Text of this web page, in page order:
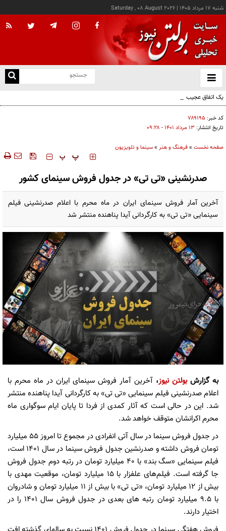
شنبه ۱۷ مرداد ۱۴۰۵ |
Saturday , 08 August 2026
باز
و
یک اتفاق عجیب در «لوور»
کد خبر: ۷۸۹۱۹۵
تاریخ انتشار: ۱۳ مرداد ۱۴۰۱ - ۰۹:۲۸
صفحه نخست »فرهنگ و هنر »سینما و تلویزیون
‍‍‍ پ پ
صدرنشینی «تی تی» در جدول فروش سینمای کشور
آخرین آمار فروش سینمای ایران در ماه محرم با اعلام صدرنشینی فیلم
سینمایی «تی تی» به کارگردانی آیدا پناهنده منتشر شد
به گزارشبولتن نیوز، آخرین آمار فروش سینمای ایران در ماه محرم با
اعلام صدرنشینی فیلم سینمایی «تی تی» به کارگردانی آیدا پناهنده منتشر
شد. این در حالی است که آثار کمدی از فردا تا پایان ایام سوگواری ماه
محرم اکرانشان متوقف خواهد شد.
در جدول فروش سینما در سال آتی انفرادی در مجموع تا امروز ۵۵ میلیارد
تومان فروش داشته و صدرنشین جدول فروش سینما در سال ۱۴۰۱ است،
فیلم سینمایی «سگ بند» با ۴۰ میلیارد تومان در رتبه دوم جدول فروش
جا گرفته است. فیلم‌های علفزار با ۱۵ میلیارد تومان، موقعیت مهدی با
بیش از ۱۲ میلیارد تومان، «تی تی» با بیش از ۱۱ میلیارد تومان و شادروان
با ۹.۵ میلیارد تومان رتبه های بعدی در جدول فروش سال ۱۴۰۱ را در
اختیار دارند.